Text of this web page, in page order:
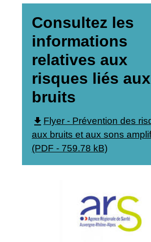
Consultez les
informations
relatives aux
risques liés aux
bruits
file_download Flyer - Prévention des
aux bruits et aux sons
(PDF - 759.78 kB)